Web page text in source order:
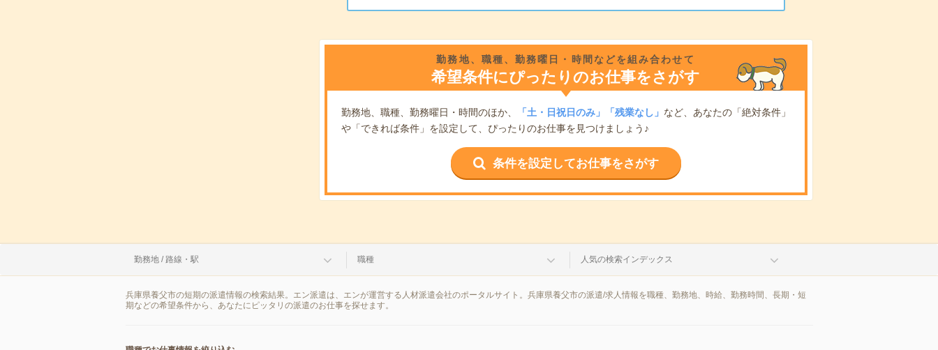
勤務地、職種、勤務曜日・時間などを組み合わせて
希望条件にぴったりのお仕事をさがす
勤務地、職種、勤務曜日・時間のほか、 「土・日祝日のみ」「残業なし」 など、あなたの「絶対条件」
や「できれば条件」を設定して、ぴったりのお仕事を見つけましょう♪
条件を設定してお仕事をさがす
勤務地 / 路線・駅 職種 人気の検索インデックス
兵庫県養父市の短期の派遣情報の検索結果。エン派遣は、エンが運営する人材派遣会社のポータルサイト。兵庫県養父市の派遣/求人情報を職種、勤務地、時給、勤務時間、長期・短
期などの希望条件から、あなたにピッタリの派遣のお仕事を探せます。